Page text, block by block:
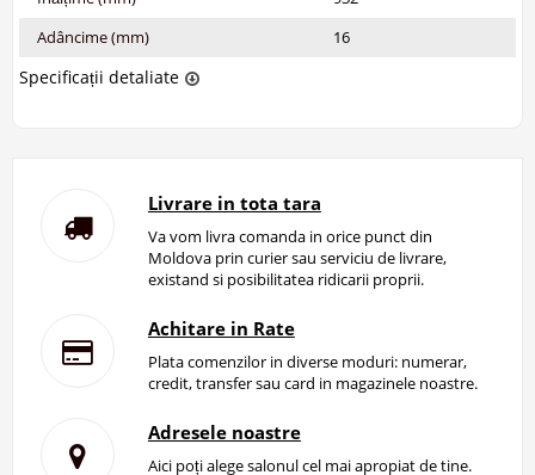
Adâncime (mm)
16
Specificații detaliate
Livrare in tota tara
Va vom livra comanda in orice punct din
Moldova prin curier sau serviciu de livrare,
existand si posibilitatea ridicarii proprii.
Achitare in Rate
Plata comenzilor in diverse moduri: numerar,
credit, transfer sau card in magazinele noastre.
Adresele noastre
Aici poți alege salonul cel mai apropiat de tine.